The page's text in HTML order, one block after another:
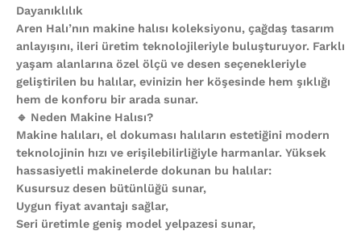
Dayanıklılık
Aren Halı’nın makine halısı koleksiyonu, çağdaş tasarım
anlayışını, ileri üretim teknolojileriyle buluşturuyor. Farklı
yaşam alanlarına özel ölçü ve desen seçenekleriyle
geliştirilen bu halılar, evinizin her köşesinde hem şıklığı
hem de konforu bir arada sunar.
🔹 Neden Makine Halısı?
Makine halıları, el dokuması halıların estetiğini modern
teknolojinin hızı ve erişilebilirliğiyle harmanlar. Yüksek
hassasiyetli makinelerde dokunan bu halılar:
Kusursuz desen bütünlüğü sunar,
Uygun fiyat avantajı sağlar,
Seri üretimle geniş model yelpazesi sunar,